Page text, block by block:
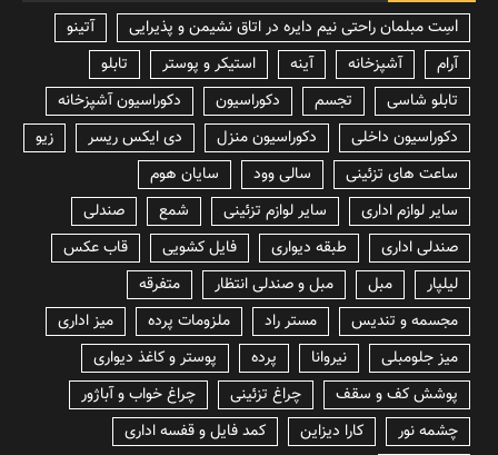
lسِت مبلمان راحتی نیم دایره در اتاق نشیمن و پذیرایی
آتینو
آرام
آشپزخانه آینه استیکر و پوستر
تابلو
تابلو شاسی
تجسم دکوراسیون
دکوراسیون آشپزخانه
دکوراسیون داخلی
دکوراسیون منزل دی ایکس ریسر
زیو
ساعت های تزئینی
سالی وود
سایان هوم
سایر لوازم اداری
سایر لوازم تزئینی شمع
صندلی
صندلی اداری
طبقه دیواری فایل کشویی
قاب عکس
لیلپار
مبل مبل و صندلی انتظار
متفرقه
مجسمه و تندیس
مستر راد ملزومات پرده
میز اداری
میز جلومبلی
نیروانا پرده
پوستر و کاغذ دیواری
پوشش کف و سقف
چراغ تزئینی
چراغ خواب و آباژور
چشمه نور
کارا دیزاین
کمد فایل و قفسه اداری